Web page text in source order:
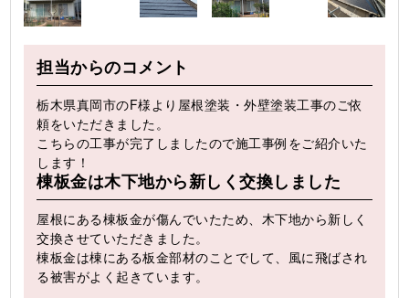
担当からのコメント
栃木県真岡市のF様より屋根塗装・外壁塗装工事のご依
頼をいただきました。
こちらの工事が完了しましたので施工事例をご紹介いた
します！
棟板金は木下地から新しく交換しました
屋根にある棟板金が傷んでいたため、木下地から新しく
交換させていただきました。
棟板金は棟にある板金部材のことでして、風に飛ばされ
る被害がよく起きています。